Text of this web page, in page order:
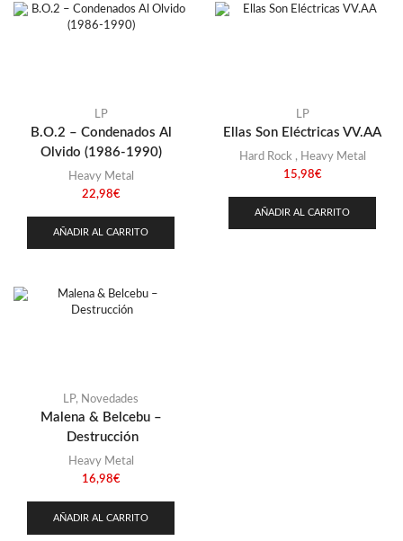
(38)
Thrash Metal (108)
LP
B.O.2 – Condenados Al
Olvido (1986-1990)
Heavy Metal
22,98€
AÑADIR AL CARRITO
LP
Ellas Son Eléctricas VV.AA
Hard Rock , Heavy Metal
15,98€
AÑADIR AL CARRITO
LP, Novedades
Malena & Belcebu –
Destrucción
Heavy Metal
16,98€
AÑADIR AL CARRITO